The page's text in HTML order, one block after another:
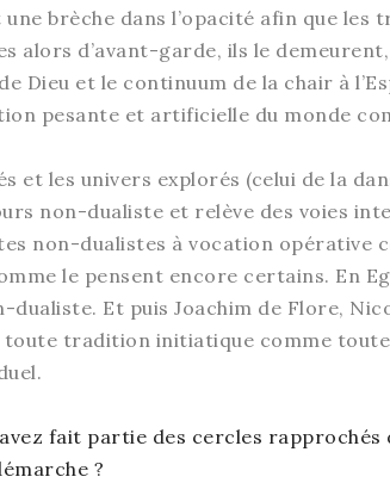
brèche dans l’opacité afin que les
alors d’avant-garde, ils le
Dieu et le continuum de la chair à
pesante et artificielle du monde
et les univers explorés (celui de la
non-dualiste et relève des voies
non-dualistes à vocation
le pensent encore certains. En
Et puis Joachim de Flore,
tradition initiatique comme
fait partie des cercles
?